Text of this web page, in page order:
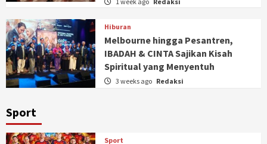
Hiburan
Melbourne hingga Pesantren,
IBADAH & CINTA Sajikan Kisah
Spiritual yang Menyentuh
3 weeks ago Redaksi
Sport
Sport